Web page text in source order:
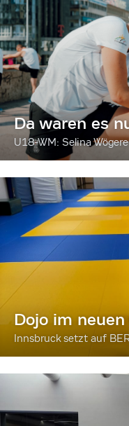
Da waren es
U18-WM: Selina
Dojo im neuen
Innsbruck setzt auf